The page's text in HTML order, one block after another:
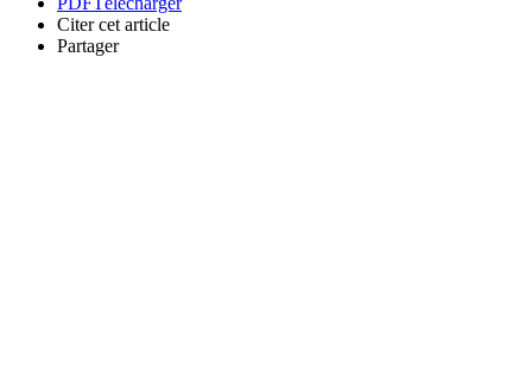
Citer cet article
Partager